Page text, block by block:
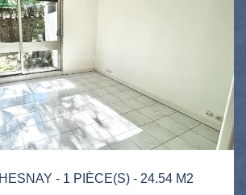
- 1 PIÈCE(S) - 24.54 M2